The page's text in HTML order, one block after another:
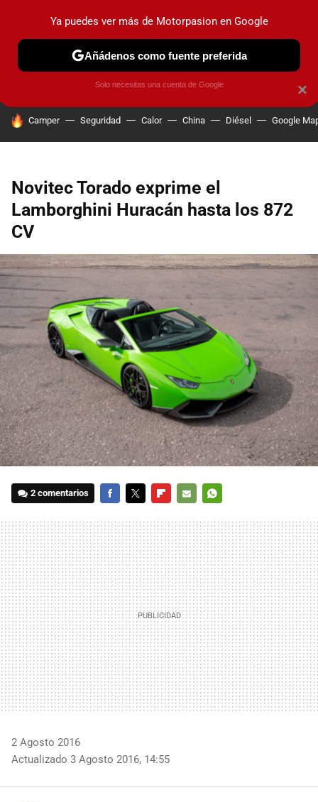
PRUEBAS COCHES ELÉCTRICOS OBSERVATORIO
HOY SE HABLA DE
Camper Seguridad Calor China Diésel Google
Novitec Torado exprime el
Lamborghini Huracán hasta los 872
CV
2 comentarios
MAIL
2 Agosto 2016
Actualizado 3 Agosto 2016, 14:55
×
Ya puedes ver más de Motorpasion en Google
Añádenos como fuente preferida
Solo necesitas una cuenta de Google